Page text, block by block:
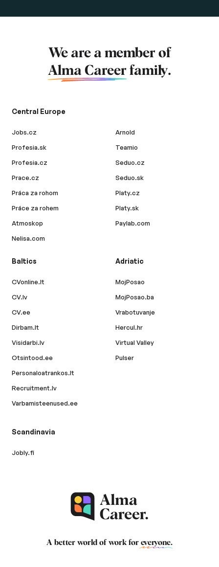
We are a member of
Alma Career family.
Central Europe
Jobs.cz
Profesia.sk
Profesia.cz
Prace.cz
Práca za rohom
Práce za rohem
Atmoskop
Nelisa.com
Arnold
Teamio
Seduo.cz
Seduo.sk
Platy.cz
Platy.sk
Paylab.com
Baltics
CVonline.lt
CV.lv
CV.ee
Dirbam.lt
Visidarbi.lv
Otsintood.ee
Personaloatrankos.lt
Recruitment.lv
Varbamisteenused.ee
Adriatic
MojPosao
MojPosao.ba
Vrabotuvanje
Hercul.hr
Virtual Valley
Pulser
Scandinavia
Jobly.fi
A better world of work for everyone.